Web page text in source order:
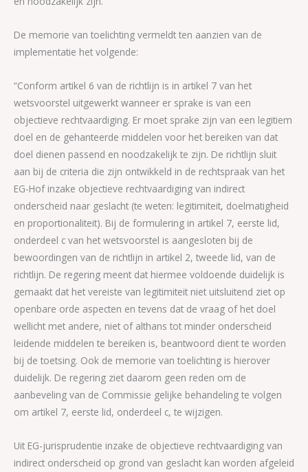
De memorie van toelichting vermeldt ten aanzien van de
implementatie het volgende:
“Conform artikel 6 van de richtlijn is in artikel 7 van het
wetsvoorstel uitgewerkt wanneer er sprake is van een
objectieve rechtvaardiging. Er moet sprake zijn van een legitiem
doel en de gehanteerde middelen voor het bereiken van dat
doel dienen passend en noodzakelijk te zijn. De richtlijn sluit
aan bij de criteria die zijn ontwikkeld in de rechtspraak van het
EG-Hof inzake objectieve rechtvaardiging van indirect
onderscheid naar geslacht (te weten: legitimiteit, doelmatigheid
en proportionaliteit). Bij de formulering in artikel 7, eerste lid,
onderdeel c van het wetsvoorstel is aangesloten bij de
bewoordingen van de richtlijn in artikel 2, tweede lid, van de
richtlijn. De regering meent dat hiermee voldoende duidelijk is
gemaakt dat het vereiste van legitimiteit niet uitsluitend ziet op
openbare orde aspecten en tevens dat de vraag of het doel
wellicht met andere, niet of althans tot minder onderscheid
leidende middelen te bereiken is, beantwoord dient te worden
bij de toetsing. Ook de memorie van toelichting is hierover
duidelijk. De regering ziet daarom geen reden om de
aanbeveling van de Commissie gelijke behandeling te volgen
om artikel 7, eerste lid, onderdeel c, te wijzigen.
Uit EG-jurisprudentie inzake de objectieve rechtvaardiging van
indirect onderscheid op grond van geslacht kan worden afgeleid